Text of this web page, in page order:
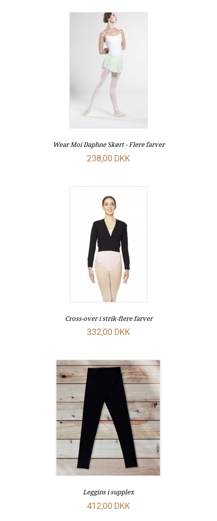
Wear Moi Daphne Skørt - Flere farver
238,00 DKK
Cross-over i strik-flere farver
332,00 DKK
Leggins i supplex
412,00 DKK